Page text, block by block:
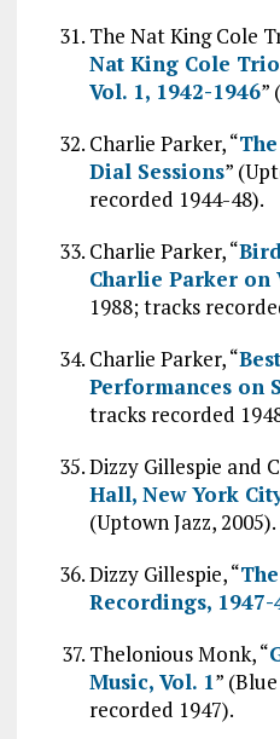
The Nat King Cole
Nat King Cole
Vol. 1, 1942-1946”
Charlie Parker, “
Dial Sessions”
recorded 1944-48).
Charlie Parker, “
Charlie Parker on
1988; tracks
Charlie Parker, “
Performances on
tracks recorded
Dizzy Gillespie and
Hall, New York
(Uptown Jazz, 2005).
Dizzy Gillespie, “
Recordings, 1947-
Thelonious Monk, “
Music, Vol. 1”
recorded 1947).